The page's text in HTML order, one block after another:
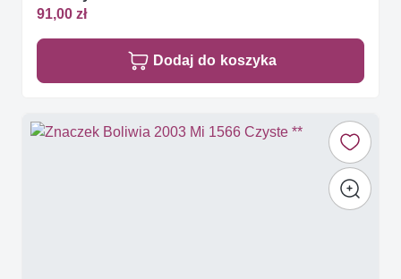
91,00 zł
Dodaj do koszyka